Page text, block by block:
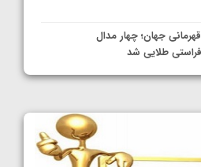
جهان؛ چهار مدال
طلایی شد